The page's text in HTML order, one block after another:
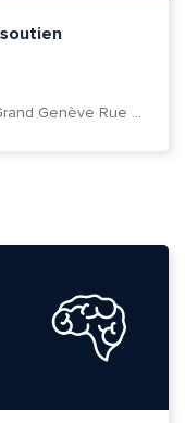
Cité des Métiers du Grand Genève Rue Prévost-Martin 6 1205 Genève